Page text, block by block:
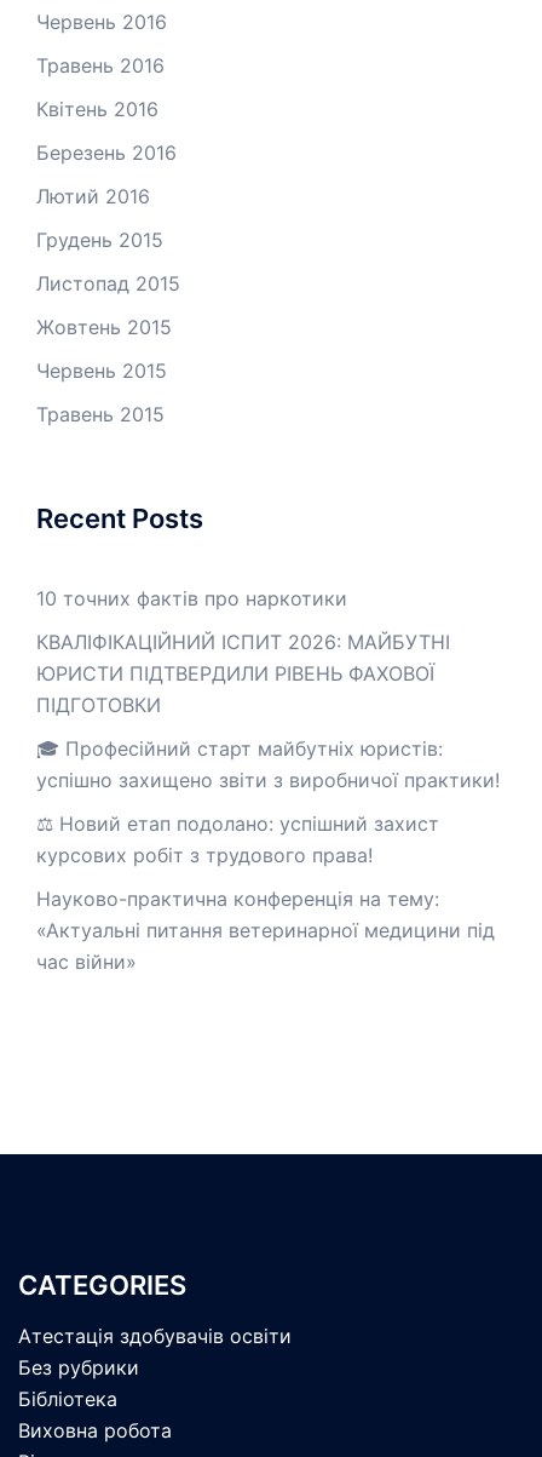
Червень 2016
Травень 2016
Квітень 2016
Березень 2016
Лютий 2016
Грудень 2015
Листопад 2015
Жовтень 2015
Червень 2015
Травень 2015
Recent Posts
10 точних фактів про наркотики
КВАЛІФІКАЦІЙНИЙ ІСПИТ 2026: МАЙБУТНІ
ЮРИСТИ ПІДТВЕРДИЛИ РІВЕНЬ ФАХОВОЇ
ПІДГОТОВКИ
🎓 Професійний старт майбутніх юристів:
успішно захищено звіти з виробничої практики!
⚖️ Новий етап подолано: успішний захист
курсових робіт з трудового права!
Науково-практична конференція на тему:
«Актуальні питання ветеринарної медицини під
час війни»
CATEGORIES
Атестація здобувачів освіти
Без рубрики
Бібліотека
Виховна робота